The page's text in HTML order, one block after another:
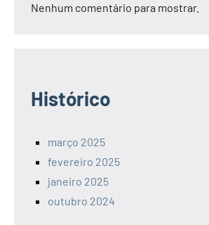
Nenhum comentário para mostrar.
Histórico
março 2025
fevereiro 2025
janeiro 2025
outubro 2024